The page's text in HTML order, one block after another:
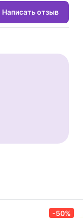
Написать отзыв
-50%